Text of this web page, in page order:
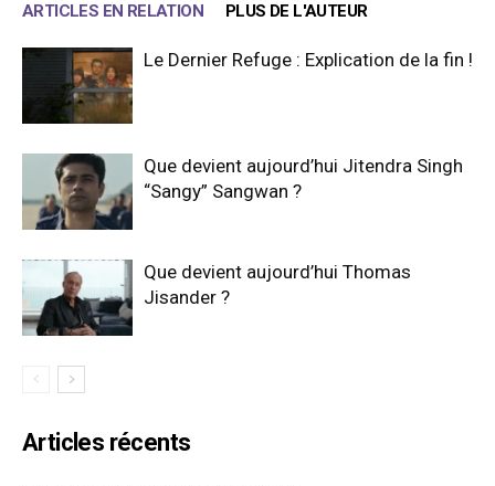
ARTICLES EN RELATION PLUS DE L'AUTEUR
Le Dernier Refuge : Explication de la fin !
Que devient aujourd’hui Jitendra Singh
“Sangy” Sangwan ?
Que devient aujourd’hui Thomas
Jisander ?
Articles récents